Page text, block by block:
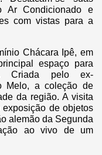
Ar Condicionado e
com vistas para a
Chácara Ipê, em
espaço para
Criada pelo ex-
Melo, a coleção de
da região. A visita
de objetos
alemão da Segunda
ao vivo de um